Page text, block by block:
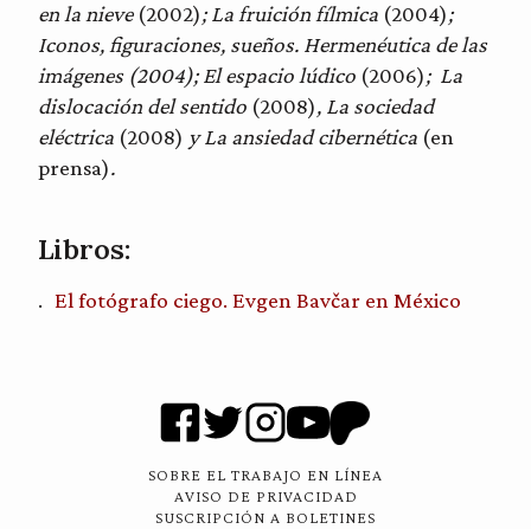
en la nieve (2002); La fruición fílmica (2004);
Iconos, figuraciones, sueños. Hermenéutica de las
imágenes (2004); El espacio lúdico (2006); La
dislocación del sentido (2008), La sociedad
eléctrica (2008) y La ansiedad cibernética (en
prensa).
Libros:
El fotógrafo ciego. Evgen Bavčar en México
SOBRE EL TRABAJO EN LÍNEA
AVISO DE PRIVACIDAD
SUSCRIPCIÓN A BOLETINES